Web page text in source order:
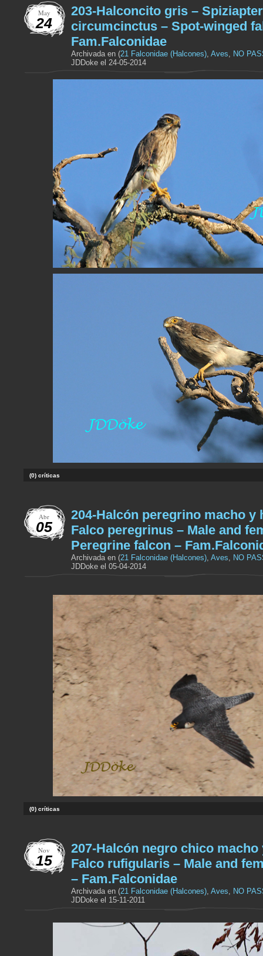
May
24
203-Halconcito gris –
circumcinctus – Spot-winged
Fam.Falconidae
Archivada en (21 Falconidae (Halcones), Aves, NO
JDDoke el 24-05-2014
(0) críticas
Abr
05
204-Halcón peregrino macho y
Falco peregrinus – Male and
Peregrine falcon –
Archivada en (21 Falconidae (Halcones) Aves
NO
JDDoke el 05-04-2014
(0) críticas
Nov
15
207-Halcón negro chico macho
Falco rufigularis – Male and
– Fam.Falconidae
Archivada en (21 Falconidae (Halcones) Aves
NO
JDDoke el 15-11-2011